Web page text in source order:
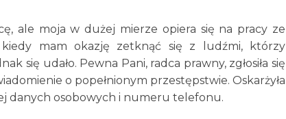
ale moja w dużej mierze opiera się na pracy ze
mam okazję zetknąć się z ludźmi, którzy
się udało. Pewna Pani, radca prawny, zgłosiła się
o popełnionym przestępstwie. Oskarżyła
danych osobowych i numeru telefonu.